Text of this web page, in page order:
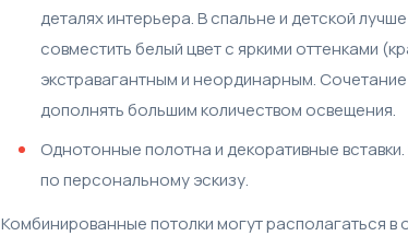
деталях интерьера. В спальне и детской
совместить белый цвет с яркими оттенками
экстравагантным и неординарным.
дополнять большим количеством освещения.
Однотонные полотна и декоративные
по персональному эскизу.
Комбинированные потолки могут располагаться